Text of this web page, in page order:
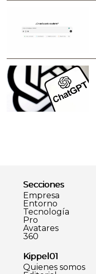
Secciones
Empresa
Entorno
Tecnología
Pro
Avatares
360
Kippel01
Quienes somos